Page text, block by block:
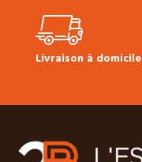
Livraison à domicile